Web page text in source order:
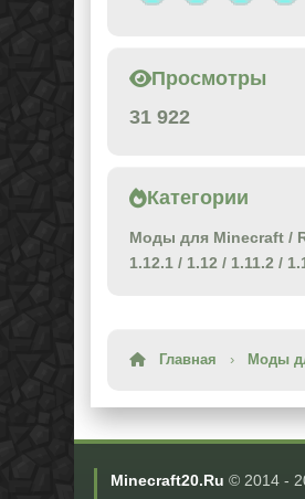
Просмотры
31 922
Категории
Моды для Minecraft /
1.12.1 / 1.12 / 1.11.2 /
Главная › Моды
Minecraft20.Ru © 2014 -